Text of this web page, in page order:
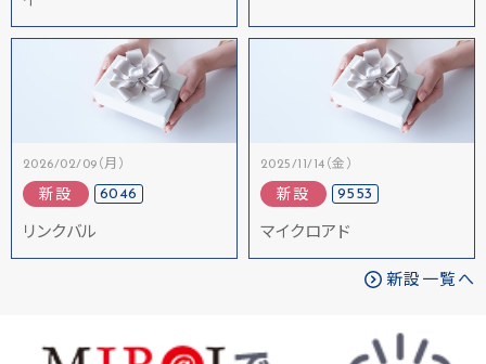
2026/02/09（月）
新設 6046
リンクバル
2025/11/14（金）
新設 9553
マイクロアド
新設一覧へ